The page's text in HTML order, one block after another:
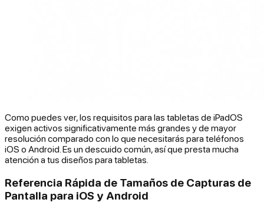
Como puedes ver, los requisitos para las tabletas de iPadOS
exigen activos significativamente más grandes y de mayor
resolución comparado con lo que necesitarás para teléfonos
iOS o Android. Es un descuido común, así que presta mucha
atención a tus diseños para tabletas.
Referencia Rápida de Tamaños de Capturas de
Pantalla para iOS y Android